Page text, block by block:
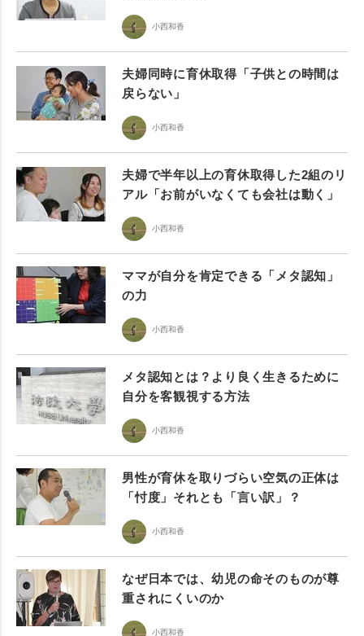
小西和香
夫婦同時に育休取得「子供との時間は
戻らない」
小西和香
夫婦で半年以上の育休取得した2組のリ
アル「お前がいなくても会社は動く」
小西和香
ママが自分を肯定できる「メタ認知」
の力
小西和香
メタ認知とは？より良く生きるために
自分を客観視する方法
小西和香
男性が育休を取りづらい空気の正体は
「忖度」それとも「言い訳」？
小西和香
なぜ日本では、幼児の命そのものが尊
重されにくいのか
小西和香